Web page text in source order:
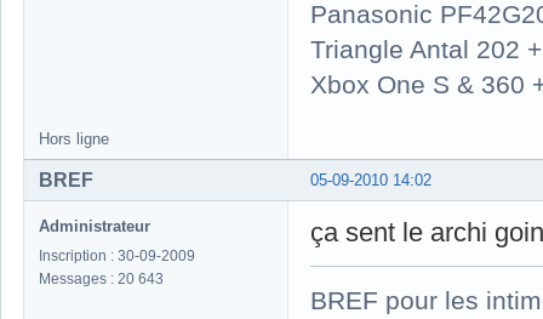
Panasonic
Triangle Antal 202
Xbox One S & 360
Hors ligne
05-09-2010 14:02
BREF
Administrateur
Inscription : 30-09-2009
Messages : 20 643
ça sent le archi
BREF pour les